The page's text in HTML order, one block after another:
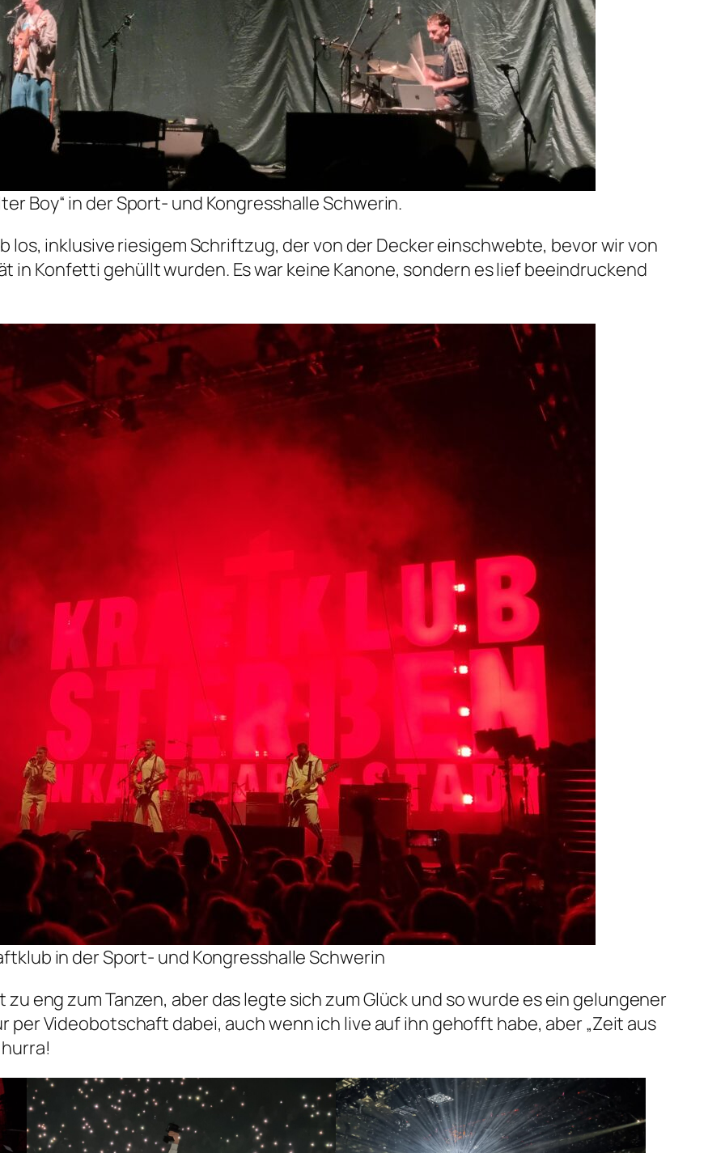
Boy“ in der Sport- und Kongresshalle Schwerin.
los, inklusive riesigem Schriftzug, der von der Decker einschwebte, bevor wir von
in Konfetti gehüllt wurden. Es war keine Kanone, sondern es lief beeindruckend
in der Sport- und Kongresshalle Schwerin
eng zum Tanzen, aber das legte sich zum Glück und so wurde es ein gelungener
per Videobotschaft dabei, auch wenn ich live auf ihn gehofft habe, aber „Zeit aus